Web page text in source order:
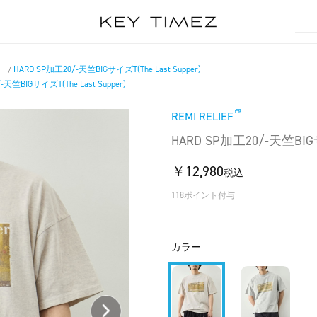
/ HARD SP加工20/-天竺BIGサイズT(The Last Supper)
竺BIGサイズT(The Last Supper)
REMI RELIEF
HARD SP加工20/-天竺
￥12,980税込
118ポイント付与
カラー